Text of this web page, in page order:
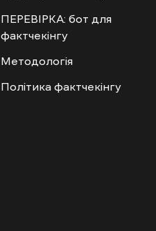
ПЕРЕВІРКА: бот для
фактчекінгу
Методологія
Політика фактчекінгу